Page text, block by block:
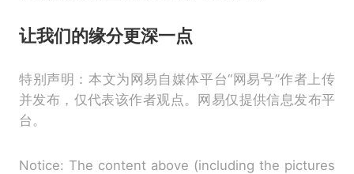
让我们的缘分更深一点
特别声明：本文为网易自媒体平台“网易号”作者上传
并发布，仅代表该作者观点。网易仅提供信息发布平
台。
Notice: The content above (including the pictures